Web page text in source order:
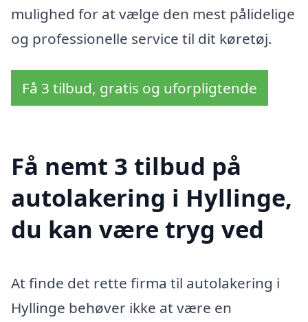
mulighed for at vælge den mest pålidelige
og professionelle service til dit køretøj.
Få 3 tilbud, gratis og uforpligtende
Få nemt 3 tilbud på
autolakering i Hyllinge,
du kan være tryg ved
At finde det rette firma til autolakering i
Hyllinge behøver ikke at være en